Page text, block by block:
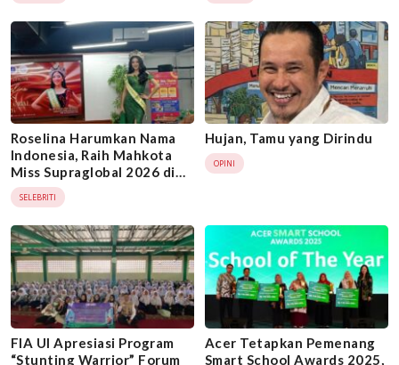
Roselina Harumkan Nama
Indonesia, Raih Mahkota
Miss Supraglobal 2026 di
India
SELEBRITI
Hujan, Tamu yang Dirindu
OPINI
FIA UI Apresiasi Program
“Stunting Warrior” Forum
Acer Tetapkan Pemenang
Smart School Awards 2025,